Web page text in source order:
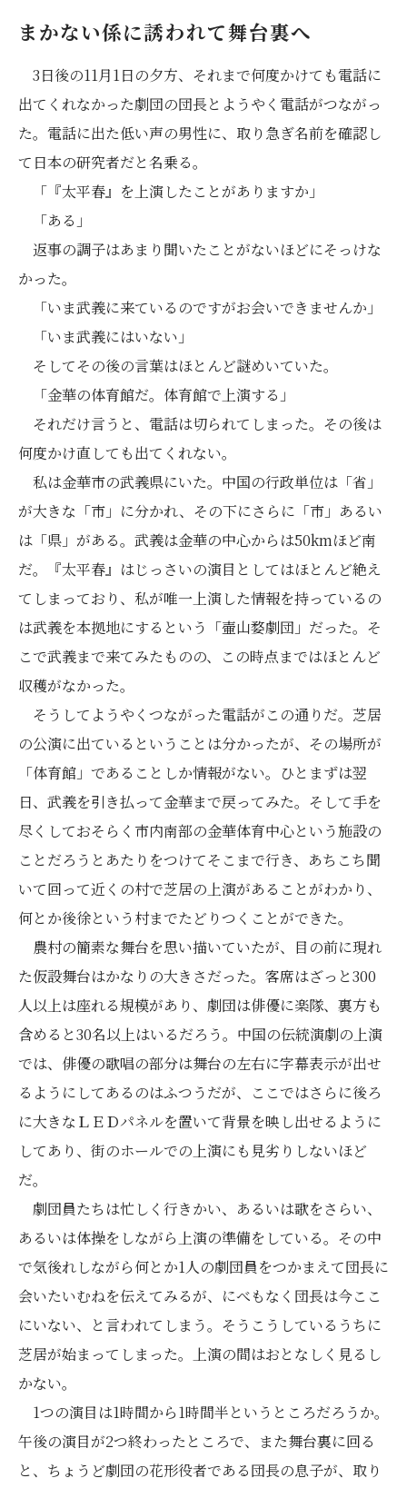
まかない係に誘われて舞台裏へ
3日後の11月1日の夕方、それまで何度かけても電話に
出てくれなかった劇団の団長とようやく電話がつながっ
た。電話に出た低い声の男性に、取り急ぎ名前を確認し
て日本の研究者だと名乗る。
「『太平春』を上演したことがありますか」
「ある」
返事の調子はあまり聞いたことがないほどにそっけな
かった。
「いま武義に来ているのですがお会いできませんか」
「いま武義にはいない」
そしてその後の言葉はほとんど謎めいていた。
「金華の体育館だ。体育館で上演する」
それだけ言うと、電話は切られてしまった。その後は
何度かけ直しても出てくれない。
私は金華市の武義県にいた。中国の行政単位は「省」
が大きな「市」に分かれ、その下にさらに「市」あるい
は「県」がある。武義は金華の中心からは50kmほど南
だ。『太平春』はじっさいの演目としてはほとんど絶え
てしまっており、私が唯一上演した情報を持っているの
は武義を本拠地にするという「壷山婺劇団」だった。そ
こで武義まで来てみたものの、この時点まではほとんど
収穫がなかった。
そうしてようやくつながった電話がこの通りだ。芝居
の公演に出ているということは分かったが、その場所が
「体育館」であることしか情報がない。ひとまずは翌
日、武義を引き払って金華まで戻ってみた。そして手を
尽くしておそらく市内南部の金華体育中心という施設の
ことだろうとあたりをつけてそこまで行き、あちこち聞
いて回って近くの村で芝居の上演があることがわかり、
何とか後徐という村までたどりつくことができた。
農村の簡素な舞台を思い描いていたが、目の前に現れ
た仮設舞台はかなりの大きさだった。客席はざっと300
人以上は座れる規模があり、劇団は俳優に楽隊、裏方も
含めると30名以上はいるだろう。中国の伝統演劇の上演
では、俳優の歌唱の部分は舞台の左右に字幕表示が出せ
るようにしてあるのはふつうだが、ここではさらに後ろ
に大きなＬＥＤパネルを置いて背景を映し出せるように
してあり、街のホールでの上演にも見劣りしないほど
だ。
劇団員たちは忙しく行きかい、あるいは歌をさらい、
あるいは体操をしながら上演の準備をしている。その中
で気後れしながら何とか1人の劇団員をつかまえて団長に
会いたいむねを伝えてみるが、にべもなく団長は今ここ
にいない、と言われてしまう。そうこうしているうちに
芝居が始まってしまった。上演の間はおとなしく見るし
かない。
1つの演目は1時間から1時間半というところだろうか。
午後の演目が2つ終わったところで、また舞台裏に回る
と、ちょうど劇団の花形役者である団長の息子が、取り